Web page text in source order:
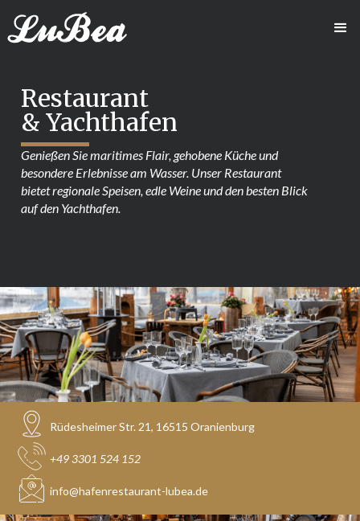
Restaurant
& Yachthafen
Genießen Sie maritimes Flair, gehobene Küche und
besondere Erlebnisse am Wasser. Unser Restaurant
bietet regionale Speisen, edle Weine und den besten Blick
auf den Yachthafen.
Rüdesheimer Str. 21, 16515 Oranienburg
+49 3301 524 152
info@hafenrestaurant-lubea.de